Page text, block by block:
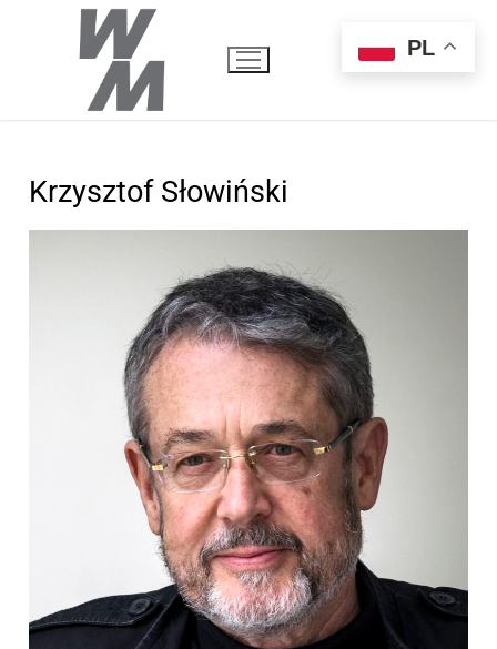
Krzysztof Słowiński
PL